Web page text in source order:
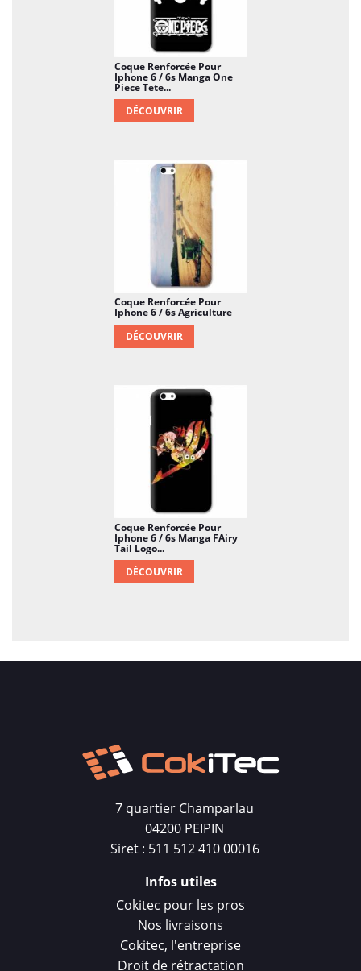
Coque Renforcée Pour
Iphone 6 / 6s Manga One
Piece Tete...
DÉCOUVRIR
Coque Renforcée Pour
Iphone 6 / 6s Agriculture
DÉCOUVRIR
Coque Renforcée Pour
Iphone 6 / 6s Manga FAiry
Tail Logo...
DÉCOUVRIR
7 quartier Champarlau
04200 PEIPIN
Siret : 511 512 410 00016
Infos utiles
Cokitec pour les pros
Nos livraisons
Cokitec, l'entreprise
Droit de rétractation